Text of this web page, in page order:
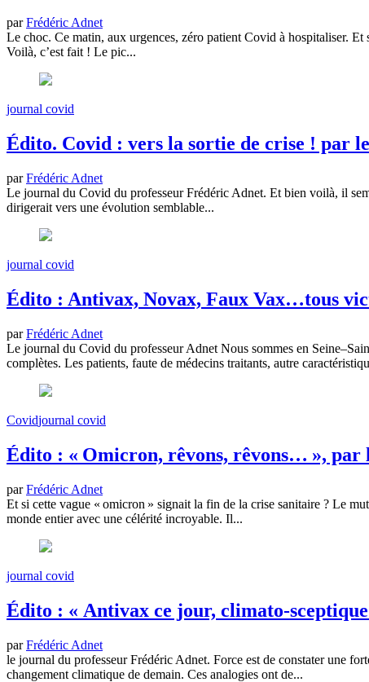
parFrédéric Adnet
Le choc. Ce matin, aux urgences, zéro patient Covid à hospitaliser.
Voilà, c’est fait ! Le pic...
journal covid
Édito. Covid : vers la sortie de crise ! par
parFrédéric Adnet
Le journal du Covid du professeur Frédéric Adnet. Et bien voilà, il
dirigerait vers une évolution semblable...
journal covid
Édito : Antivax, Novax, Faux Vax…tous
parFrédéric Adnet
Le journal du Covid du professeur Adnet Nous sommes en
complètes. Les patients, faute de médecins traitants, autre
Covidjournal covid
Édito : « Omicron, rêvons, rêvons… », par
parFrédéric Adnet
Et si cette vague « omicron » signait la fin de la crise sanitaire ? Le
monde entier avec une célérité incroyable. Il...
journal covid
Édito : « Antivax ce jour, climato-
parFrédéric Adnet
le journal du professeur Frédéric Adnet. Force est de constater une
changement climatique de demain. Ces analogies ont de...